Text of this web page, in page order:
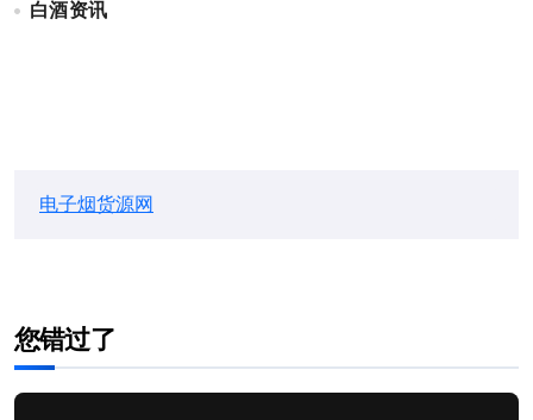
白酒资讯
电子烟货源网
您错过了